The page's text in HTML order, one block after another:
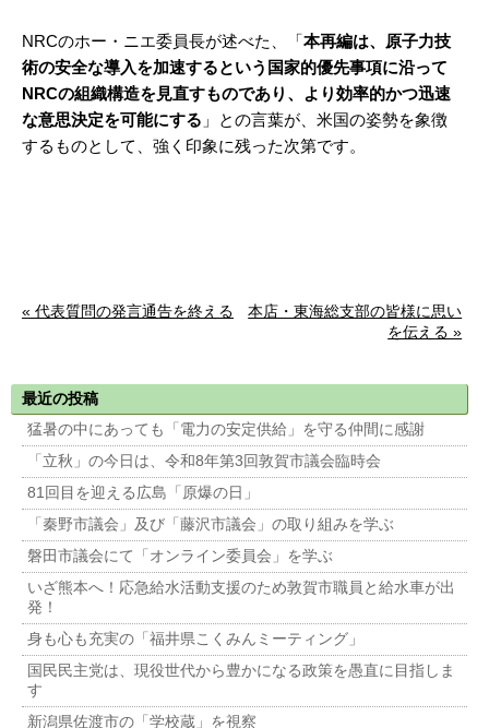
NRCのホー・ニエ委員長が述べた、「本再編は、原子力技
術の安全な導入を加速するという国家的優先事項に沿って
NRCの組織構造を見直すものであり、より効率的かつ迅速
な意思決定を可能にする 」との言葉が、米国の姿勢を象徴
するものとして、強く印象に残った次第です。
« 代表質問の発言通告を終える
本店・東海総支部の皆様に思い
を伝える »
最近の投稿
猛暑の中にあっても「電力の安定供給」を守る仲間に感謝
「立秋」の今日は、令和8年第3回敦賀市議会臨時会
81回目を迎える広島「原爆の日」
「秦野市議会」及び「藤沢市議会」の取り組みを学ぶ
磐田市議会にて「オンライン委員会」を学ぶ
いざ熊本へ！応急給水活動支援のため敦賀市職員と給水車が出
発！
身も心も充実の「福井県こくみんミーティング」
国民民主党は、現役世代から豊かになる政策を愚直に目指しま
す
新潟県佐渡市の「学校蔵」を視察